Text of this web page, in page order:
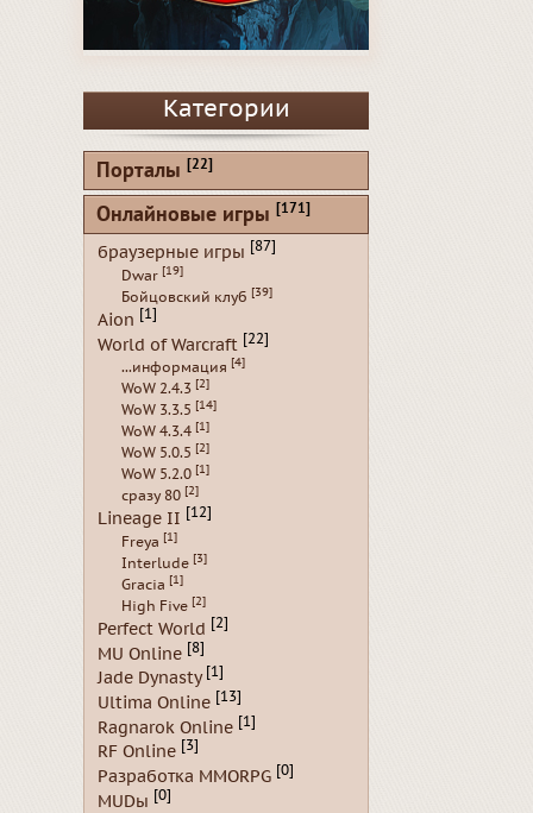
Категории
Порталы [22]
Онлайновые игры [171]
браузерные игры [87]
Dwar [19]
Бойцовский клуб [39]
Aion [1]
World of Warcraft [22]
...информация [4]
WoW 2.4.3 [2]
WoW 3.3.5 [14]
WoW 4.3.4 [1]
WoW 5.0.5 [2]
WoW 5.2.0 [1]
сразу 80 [2]
Lineage II [12]
Freya [1]
Interlude [3]
Gracia [1]
High Five [2]
Perfect World [2]
MU Online [8]
Jade Dynasty [1]
Ultima Online [13]
Ragnarok Online [1]
RF Online [3]
Разработка MMORPG [0]
MUDы [0]